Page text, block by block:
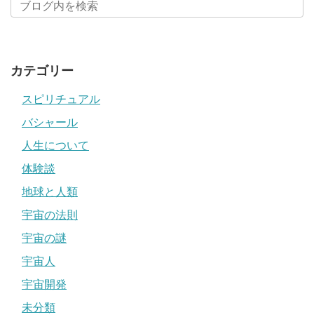
カテゴリー
スピリチュアル
バシャール
人生について
体験談
地球と人類
宇宙の法則
宇宙の謎
宇宙人
宇宙開発
未分類